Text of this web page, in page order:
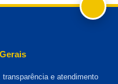
e atendimento